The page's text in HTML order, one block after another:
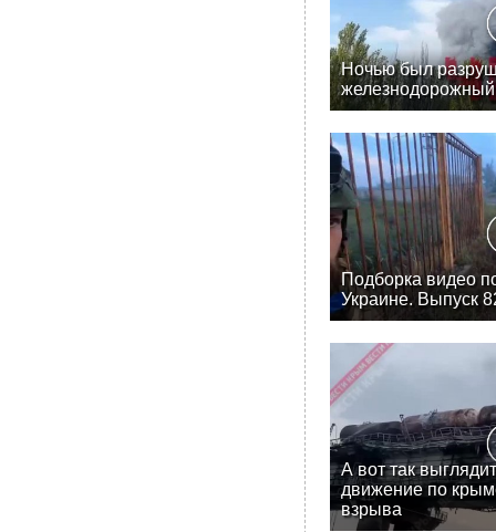
Ночью был
железнодорожный
Подборка видео
Украине. Выпуск
А вот так
движение по
взрыва